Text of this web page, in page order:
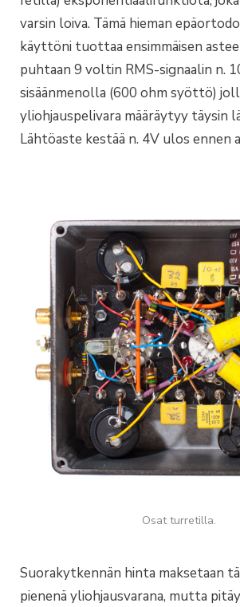
varsin loiva. Tämä hieman
käyttöni tuottaa ensimmäisen
puhtaan 9 voltin RMS-signaalin n.
sisäänmenolla (600 ohm syöttö)
yliohjauspelivara määräytyy täysin
Lähtöaste kestää n. 4V ulos ennen
Osat turretilla.
Suorakytkennän hinta maksetaan
pienenä yliohjausvarana, mutta